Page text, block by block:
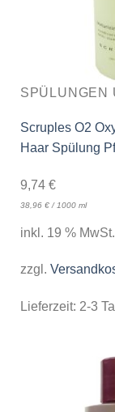
SPÜLUNGEN
Scruples O2
Haar Spülung
9,74 €
38,96 €/ 1000 ml
inkl. 19 % MwSt.
zzgl.
Lieferzeit: 2-3